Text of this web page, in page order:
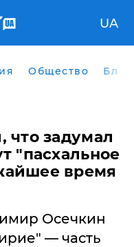
UA
Общество
что задумал
"пасхальное
время
Осечкин
— часть